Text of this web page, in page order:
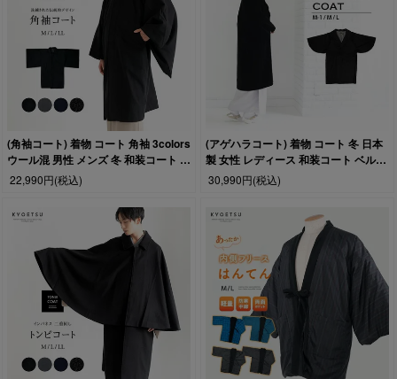
(角袖コート) 着物 コート 角袖 3colors
ウール混 男性 メンズ 冬 和装コート 和
装 防寒(rg)
22,990円(税込)
(アゲハラコート) 着物 コート 冬 日本
製 女性 レディース 和装コート ベルベ
ット へちま衿 防寒
30,990円(税込)